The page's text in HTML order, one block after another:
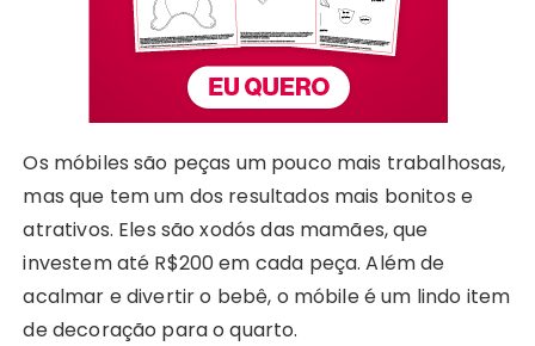
Os móbiles são peças um pouco mais trabalhosas,
mas que tem um dos resultados mais bonitos e
atrativos. Eles são xodós das mamães, que
investem até R$200 em cada peça. Além de
acalmar e divertir o bebê, o móbile é um lindo item
de decoração para o quarto.